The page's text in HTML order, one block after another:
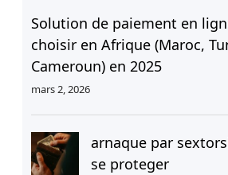
Solution de paiement en
choisir en Afrique (Maroc,
Cameroun) en 2025
mars 2, 2026
arnaque par
se proteger